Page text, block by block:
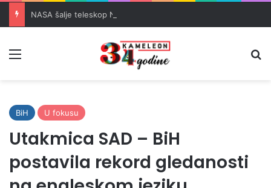
BiH U fokusu
Utakmica SAD – BiH
postavila rekord gledanosti